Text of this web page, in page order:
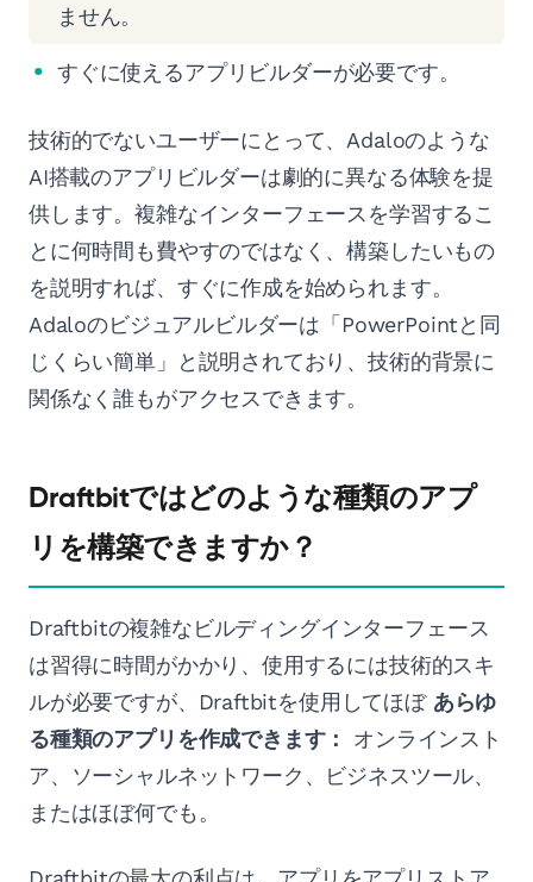
ません。
すぐに使えるアプリビルダーが必要です。
技術的でないユーザーにとって、Adaloのような
AI搭載のアプリビルダーは劇的に異なる体験を提
供します。複雑なインターフェースを学習するこ
とに何時間も費やすのではなく、構築したいもの
を説明すれば、すぐに作成を始められます。
Adaloのビジュアルビルダーは「PowerPointと同
じくらい簡単」と説明されており、技術的背景に
関係なく誰もがアクセスできます。
Draftbitではどのような種類のアプ
リを構築できますか？
Draftbitの複雑なビルディングインターフェース
は習得に時間がかかり、使用するには技術的スキ
ルが必要ですが、Draftbitを使用してほぼ あらゆ
る種類のアプリを作成できます：
オンラインスト
ア、ソーシャルネットワーク、ビジネスツール、
またはほぼ何でも。